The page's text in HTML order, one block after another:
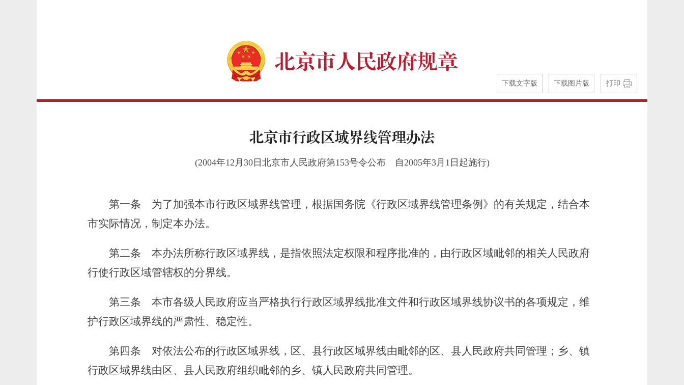
打印
下载文字版 下载图片版
北京市行政区域界线管理办法
(2004年12月30日北京市人民政府第153号令公布 自2005年3月1日起施行)
第一条 为了加强本市行政区域界线管理，根据国务院《行政区域界线管理条例》的有关规定，结合本
市实际情况，制定本办法。
第二条 本办法所称行政区域界线，是指依照法定权限和程序批准的，由行政区域毗邻的相关人民政府
行使行政区域管辖权的分界线。
第三条 本市各级人民政府应当严格执行行政区域界线批准文件和行政区域界线协议书的各项规定，维
护行政区域界线的严肃性、稳定性。
第四条 对依法公布的行政区域界线，区、县行政区域界线由毗邻的区、县人民政府共同管理；乡、镇
行政区域界线由区、县人民政府组织毗邻的乡、镇人民政府共同管理。